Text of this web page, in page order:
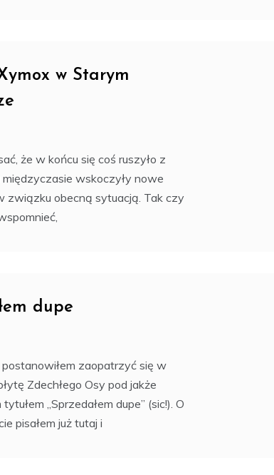
w Starym
że w końcu się coś ruszyło z
międzyczasie wskoczyły nowe
związku obecną sytuacją. Tak czy
dupe
postanowiłem zaopatrzyć się w
Zdechłego Osy pod jakże
„Sprzedałem dupe” (sic!). O
pisałem już tutaj i